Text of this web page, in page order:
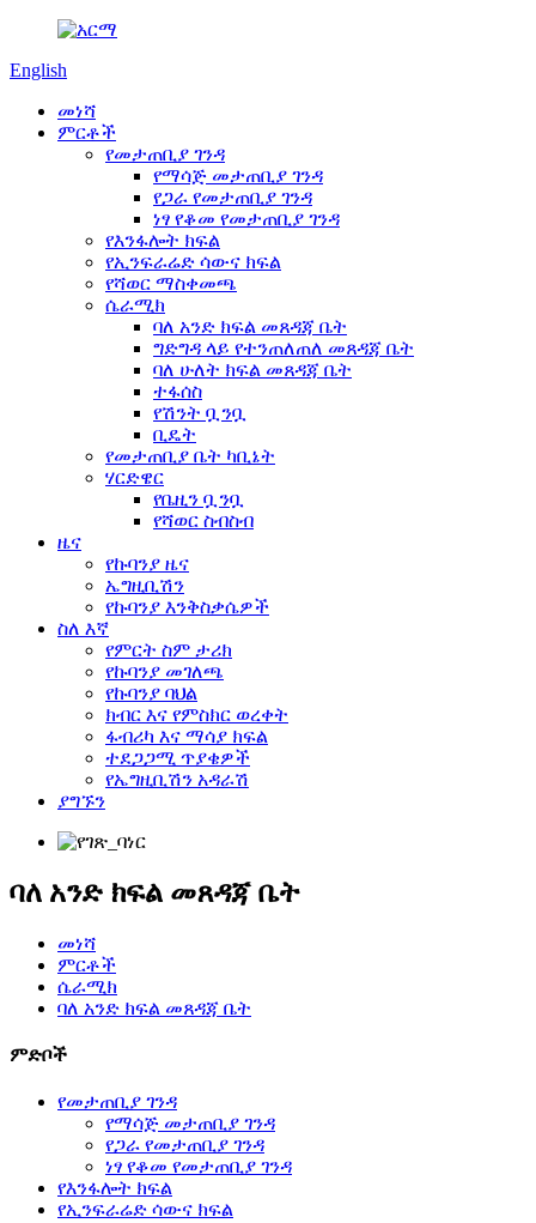
English
መነሻ
ምርቶች
የመታጠቢያ ገንዳ
የማሳጅ መታጠቢያ ገንዳ
የጋራ የመታጠቢያ ገንዳ
ነፃ የቆመ የመታጠቢያ ገንዳ
የእንፋሎት ክፍል
የኢንፍራሬድ ሳውና ክፍል
የሻወር ማስቀመጫ
ሴራሚክ
ባለ አንድ ክፍል መጸዳጃ ቤት
ግድግዳ ላይ የተንጠለጠለ መጸዳጃ ቤት
ባለ ሁለት ክፍል መጸዳጃ ቤት
ተፋሰስ
የሽንት ቧንቧ
ቢዴት
የመታጠቢያ ቤት ካቢኔት
ሃርድዌር
የቤዚን ቧንቧ
የሻወር ስብስብ
ዜና
የኩባንያ ዜና
ኤግዚቢሽን
የኩባንያ እንቅስቃሴዎች
ስለ እኛ
የምርት ስም ታሪክ
የኩባንያ መገለጫ
የኩባንያ ባህል
ክብር እና የምስክር ወረቀት
ፋብሪካ እና ማሳያ ክፍል
ተደጋጋሚ ጥያቄዎች
የኤግዚቢሽን አዳራሽ
ያግኙን
ባለ አንድ ክፍል መጸዳጃ ቤት
መነሻ
ምርቶች
ሴራሚክ
ባለ አንድ ክፍል መጸዳጃ ቤት
ምድቦች
የመታጠቢያ ገንዳ
የማሳጅ መታጠቢያ ገንዳ
የጋራ የመታጠቢያ ገንዳ
ነፃ የቆመ የመታጠቢያ ገንዳ
የእንፋሎት ክፍል
የኢንፍራሬድ ሳውና ክፍል